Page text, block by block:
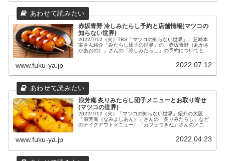
赤坂青野 冷しみたらし予約と店舗情報(マツコの
知らない世界)
2022/7/12（火）TBS「マツコの知らない世界」、芝崎本
実さん紹介「みたらし団子の世界」の「赤坂青野（あかさ
かあおの）」さんの「冷しみたらし」の予約についてと、
www.fuku-ya.jp 2022.07.12
浪芳庵 炙りみたらし団子メニューとお取り寄せ
(マツコの世界)
2022/7/12（火）「マツコの知らない世界」紹介の大阪
「浪芳庵（なみよしあん）」さんの「炙りみたらし」など
のテイクアウトメニュー、「カフェつぎね」さんのメニュ
www.fuku-ya.jp 2022.04.23